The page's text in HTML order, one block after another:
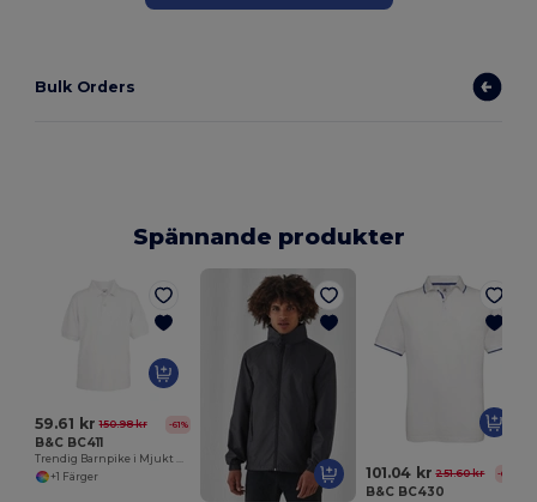
Bulk Orders
Spännande produkter
59.61 kr 150.98 kr -61%
B&C BC411
Trendig Barnpike i Mjukt Piquétyg
+1 Färger
101.04 kr 251.60 kr -60%
B&C BC430